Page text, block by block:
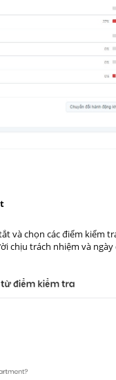
và chọn các điểm kiểm
chịu trách nhiệm và ngày